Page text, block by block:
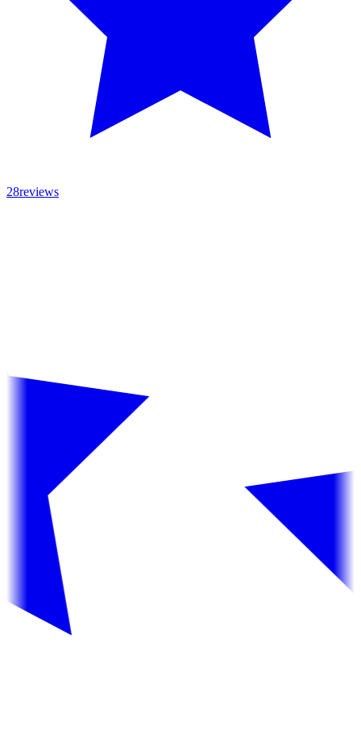
28reviews